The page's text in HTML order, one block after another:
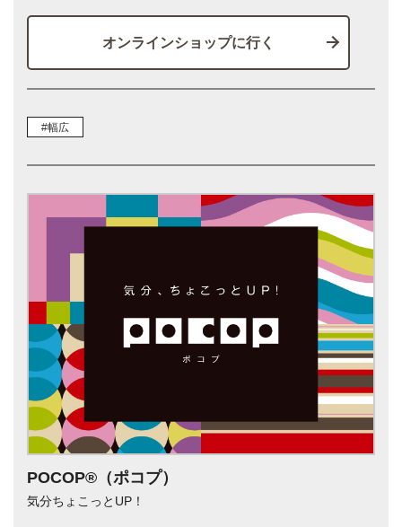
オンラインショップに行く
#幅広
POCOP®（ポコプ）
気分ちょこっとUP！